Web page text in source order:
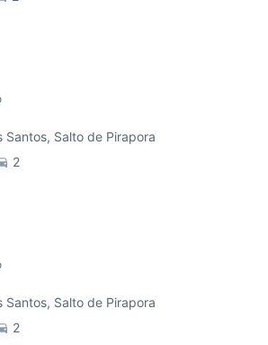
Santos, Salto de Pirapora
2
Santos, Salto de Pirapora
2